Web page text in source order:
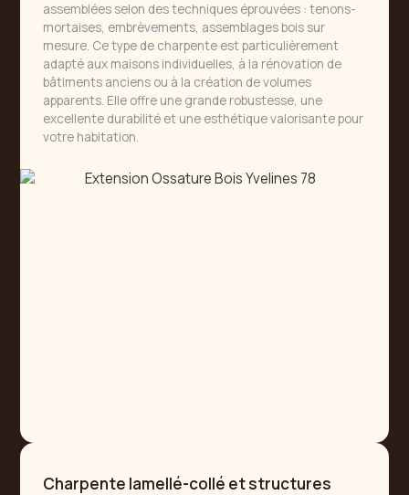
assemblées selon des techniques éprouvées : tenons-
mortaises, embrèvements, assemblages bois sur
mesure. Ce type de charpente est particulièrement
adapté aux maisons individuelles, à la rénovation de
bâtiments anciens ou à la création de volumes
apparents. Elle offre une grande robustesse, une
excellente durabilité et une esthétique valorisante pour
votre habitation.
Charpente lamellé-collé et structures